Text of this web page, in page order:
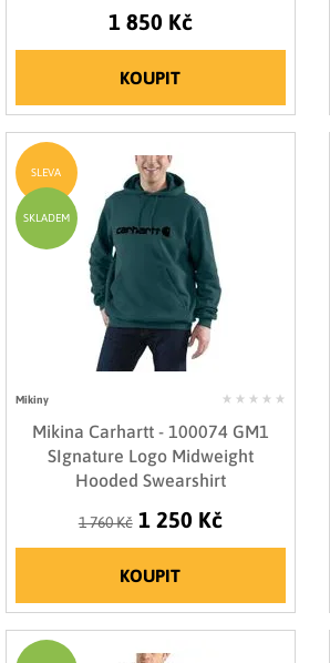
1 850 Kč
KOUPIT
Mikiny
Mikina Carhartt - 100074 GM1
SIgnature Logo Midweight
Hooded Swearshirt
1 760 Kč 1 250 Kč
KOUPIT
SLEVA
SKLADEM